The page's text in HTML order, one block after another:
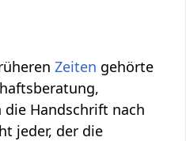
Zeiten gehörte
Handschrift nach
jeder, der die